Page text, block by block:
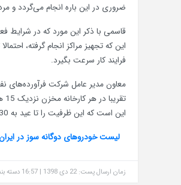
ضروری در این باره انجام می‌گردد و
قاسمی با ذکر این‌ مورد که در شرایط
این‌ که تجهیز مراکز انجام گرفته،
فرایند کار سرعت بگیرد.
معاون مدیر عامل شرکت فرآورده‌های
این است که این ظرفیت را تا عید به 30 هزار افزایش دهیم.
لیست خودروهای دوگانه سوز در
زمان ارسال پست: 22 دی 1398 | 16:57 دسته